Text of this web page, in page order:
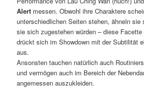
Alert messen. Obwohl ihre Charaktere
unterschiedlichen Seiten stehen, ähneln sie
sie sich zugestehen würden – diese
drückt sich im Showdown mit der Subtilität
aus.
Ansonsten tauchen natürlich auch
und vermögen auch im Bereich der
angemessen auszukleiden.